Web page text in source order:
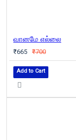
வானமே எல்லை
₹665 ₹700
Add to Cart